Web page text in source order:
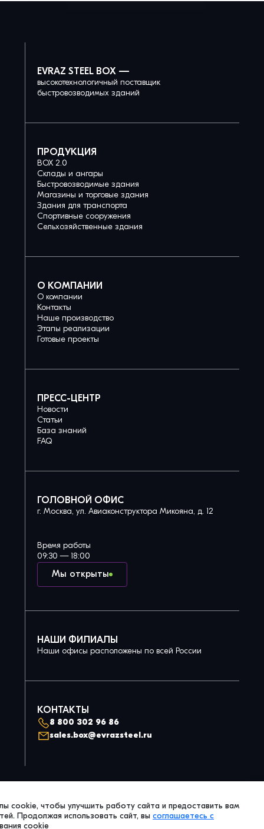
cookie, чтобы улучшить работу сайта и предоставить вам
Продолжая использовать сайт, вы соглашаетесь с
cookie
EVRAZ STEEL BOX —
высокотехнологичный поставщик
быстровозводимых зданий
ПРОДУКЦИЯ
BOX 2.0
Склады и ангары
Быстровозводимые здания
Магазины и торговые здания
Здания для транспорта
Спортивные сооружения
Сельхозяйственные здания
О КОМПАНИИ
О компании
Контакты
Наше производство
Этапы реализации
Готовые проекты
ПРЕСС-ЦЕНТР
Новости
Статьи
База знаний
FAQ
ГОЛОВНОЙ ОФИС
г. Москва, ул. Авиаконструктора Микояна, д. 12
Мы открыты
Время работы
09:30 — 18:00
НАШИ ФИЛИАЛЫ
Наши офисы расположены по всей России
КОНТАКТЫ
8 800 302 96 86
sales.box@evrazsteel.ru
© 2026 Evraz Steel Box. All Right Reserved.